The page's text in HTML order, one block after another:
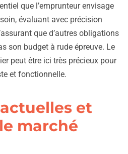
que l’emprunteur envisage
évaluant avec précision
que d’autres obligations
son budget à rude épreuve. Le
peut être ici très précieux pour
et fonctionnelle.
et
marché